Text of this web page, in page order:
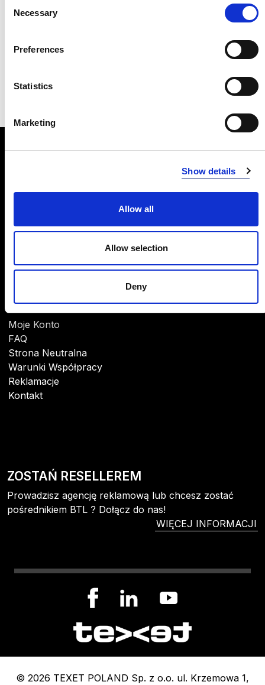
Selection
Necessary
Preferences
Statistics
Marketing
Show details
Allow all
Allow selection
Deny
CSR
Do pobrania
POMOC
Moje Konto
FAQ
Strona Neutralna
Warunki Współpracy
Reklamacje
Kontakt
ZOSTAŃ RESELLEREM
Prowadzisz agencję reklamową lub chcesz zostać
pośrednikiem BTL ? Dołącz do nas!
WIĘCEJ INFORMACJI
© 2026 TEXET POLAND Sp. z o.o. ul. Krzemowa 1,